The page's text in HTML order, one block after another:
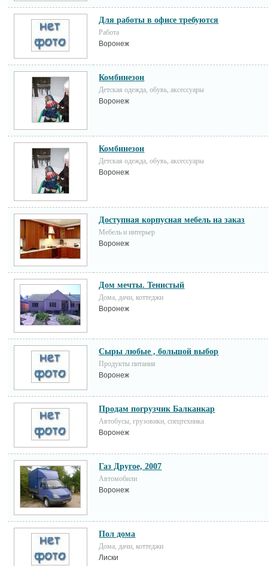
Для работы в офисе требуются
Работа
Воронеж
Комбинезон
Детская одежда, обувь, аксессуары
Воронеж
Комбинезон
Детская одежда, обувь, аксессуары
Воронеж
Доступная корпусная мебель на заказ
Мебель и интерьер
Воронеж
Дом мечты. Тенистый
Дома, дачи, коттеджи
Воронеж
Cыры любые , большой выбор
Продукты питания
Воронеж
Продам погрузчик Балканкар
Автобусы, грузовики, спецтехника
Воронеж
Газ Другое, 2007
Автомобили
Воронеж
Пол дома
Дома, дачи, коттеджи
Лиски